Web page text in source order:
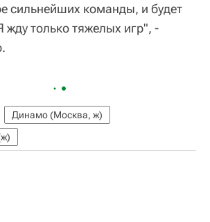
сильнейших команды, и будет
жду только тяжелых игр", -
Динамо (Москва, ж)